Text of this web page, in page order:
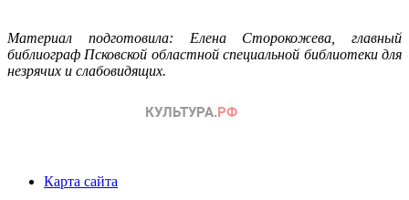
Материал подготовила: Елена Сторокожева, главный
библиограф Псковской областной специальной библиотеки для
незрячих и слабовидящих.
Карта сайта